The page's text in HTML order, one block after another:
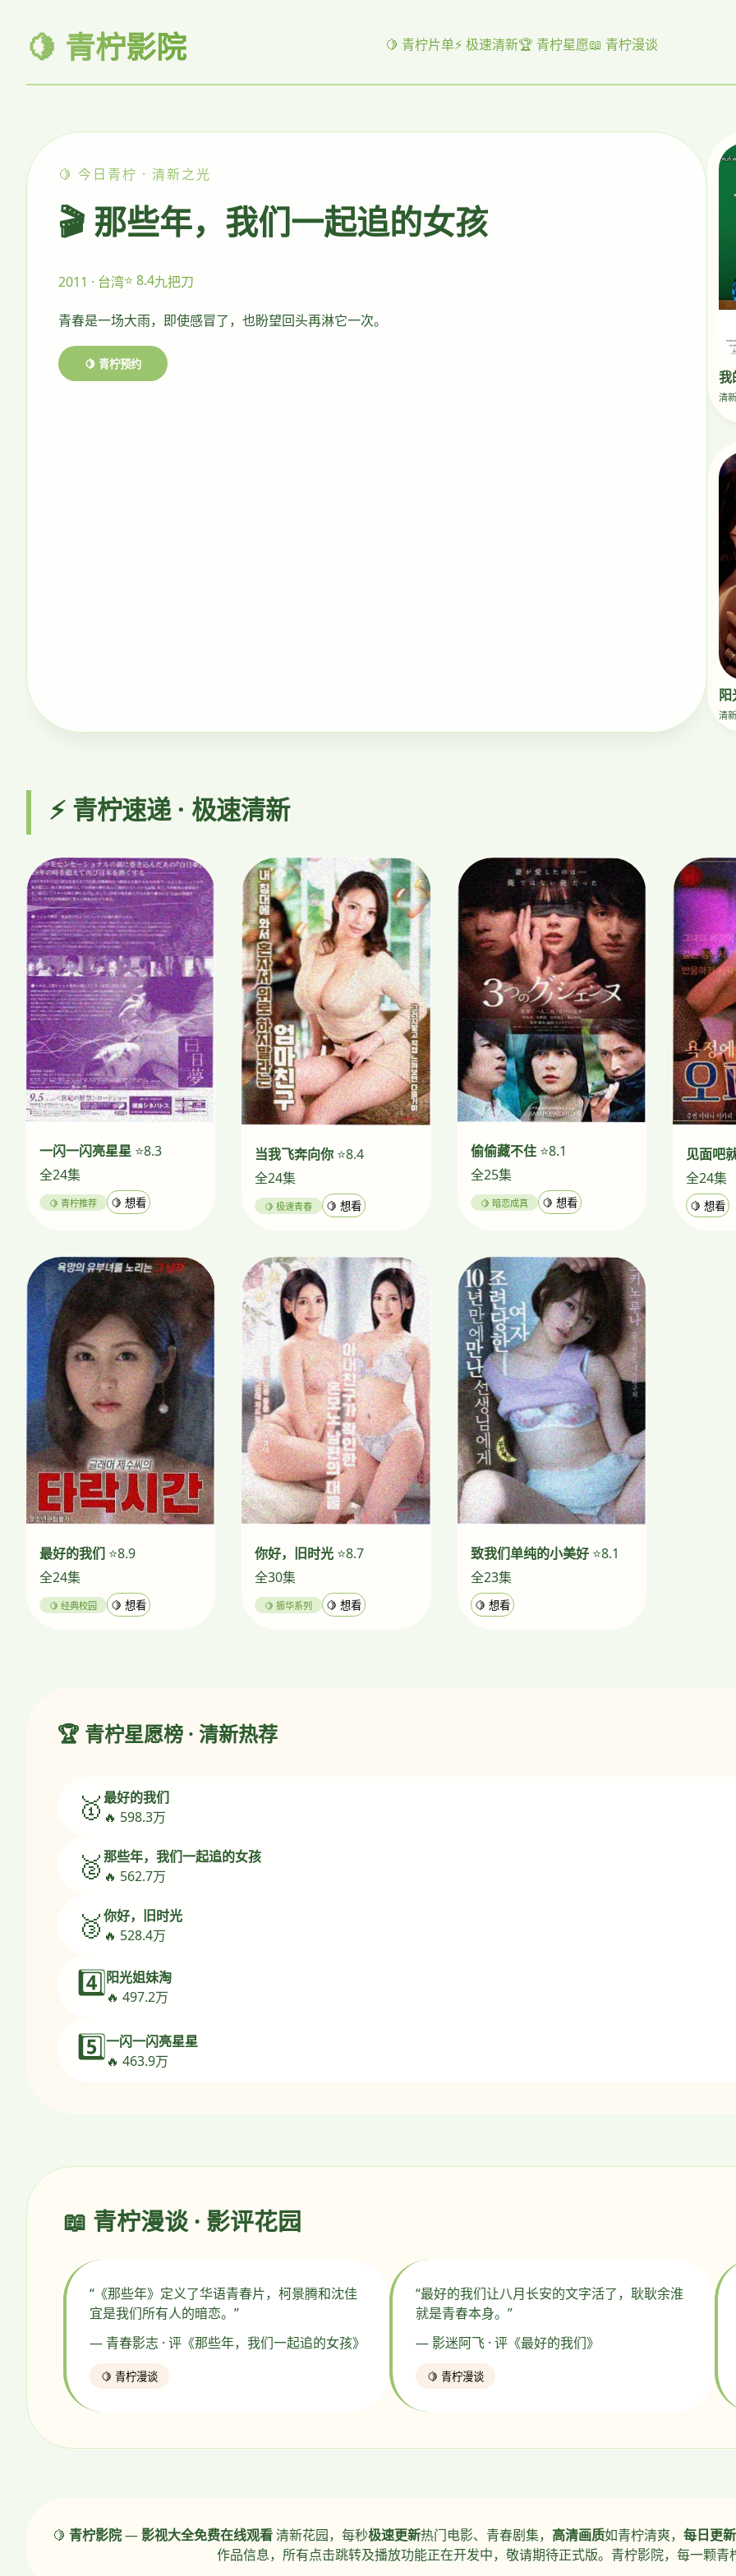
🍋 青柠影院 🍋 青柠片单⚡ 极速清新🏆 青柠星愿📖 青柠漫谈
🍋 今日青柠 · 清新之光
🎬 那些年，我们一起追的女孩
2011 · 台湾⭐ 8.4九把刀
青春是一场大雨，即使感冒了，也盼望回头再淋它一次。
🍋 青柠预约
我
清
阳
清
⚡ 青柠速递 · 极速清新
一闪一闪亮星星 ⭐8.3
全24集
🍋 青柠推荐 🍋 想看
当我飞奔向你 ⭐8.4
全24集
🍋 极速青春 🍋 想看
偷偷藏不住⭐8.1
全25集
🍋 暗恋成真 🍋 想看
见面吧
全24集
🍋 想看
最好的我们 ⭐8.9
全24集
🍋 经典校园 🍋 想看
你好，旧时光 ⭐8.7
全30集
🍋 振华系列 🍋 想看
致我们单纯的小美好⭐8.1
全23集
🍋 想看
🏆 青柠星愿榜 · 清新热荐
🥇最好的我们
🔥 598.3万
🥈那些年，我们一起追的女孩
🔥 562.7万
🥉你好，旧时光
🔥 528.4万
4️⃣阳光姐妹淘
🔥 497.2万
5️⃣一闪一闪亮星星
🔥 463.9万
📖 青柠漫谈 · 影评花园
“《那些年》定义了华语青春片，柯景腾和沈佳
宜是我们所有人的暗恋。”
— 青春影志 · 评《那些年，我们一起追的女孩》
🍋 青柠漫谈
“最好的我们让八月长安的文字活了，耿耿余淮
就是青春本身。”
— 影迷阿飞 · 评《最好的我们》
🍋 青柠漫谈
🍋 青柠影院— 影视大全免费在线观看清新花园，每秒极速更新热门电影、青春剧集， 高清画质如青柠清爽， 每日更新
作品信息，所有点击跳转及播放功能正在开发中，敬请期待正式版。青柠影院，每一颗